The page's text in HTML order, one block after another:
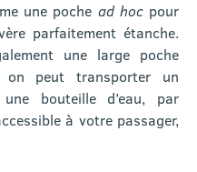
une poche ad hocpour
parfaitement étanche.
une large poche
on peut transporter un
bouteille d’eau, par
à votre passager,